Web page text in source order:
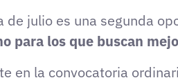
de julio es una segunda
para los que buscan
en la convocatoria